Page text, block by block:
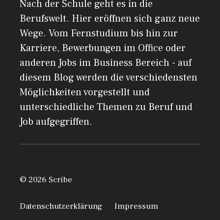
Nach der Schule geht es in die
Berufswelt. Hier eröffnen sich ganz neue
Wege. Vom Fernstudium bis hin zur
Karriere, Bewerbungen im Office oder
anderen Jobs im Business Bereich - auf
diesem Blog werden die verschiedensten
Möglichkeiten vorgestellt und
unterschiedliche Themen zu Beruf und
Job aufgegriffen.
© 2026 Scribe
Datenschutzerklärung Impressum